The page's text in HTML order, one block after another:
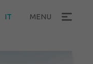
IT MENU